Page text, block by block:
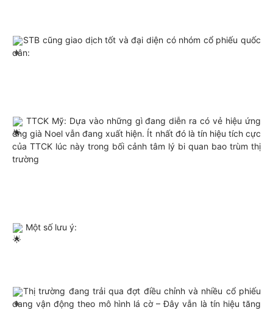
STB cũng giao dịch tốt và đại diện có nhóm cổ phiếu quốc
dân:
TTCK Mỹ: Dựa vào những gì đang diễn ra có vẻ hiệu ứng
ông già Noel vẫn đang xuất hiện. Ít nhất đó là tín hiệu tích cực
của TTCK lúc này trong bối cảnh tâm lý bi quan bao trùm thị
trường
Một số lưu ý:
Thị trường đang trải qua đợt điều chỉnh và nhiều cổ phiếu
đang vận động theo mô hình lá cờ – Đây vẫn là tín hiệu tăng